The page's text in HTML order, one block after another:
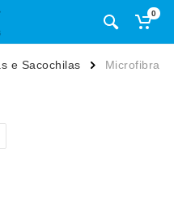
0
e Sacochilas Microfibra